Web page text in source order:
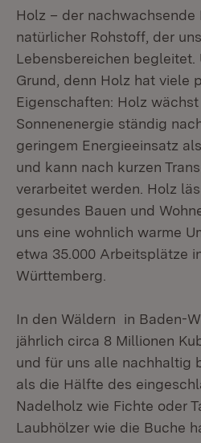
Holz – der nachwachsende
natürlicher Rohstoff, der
Lebensbereichen begleitet.
Grund, denn Holz hat viele
Eigenschaften: Holz
Sonnenenergie ständig
geringem Energieeinsatz
und kann nach kurzen
verarbeitet werden. Holz
gesundes Bauen und
uns eine wohnlich warme
etwa 35.000 Arbeitsplätze
Württemberg.
In den Wäldern in Baden-
jährlich circa 8 Millionen
und für uns alle nachhaltig
als die Hälfte des
Nadelholz wie Fichte oder
Laubhölzer wie die Buche